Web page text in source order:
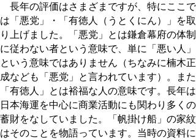
長年の評価はさまざまですが、特にここで
は「悪党」・「有徳人（うとくにん）」を取
り上げました。「悪党」とは鎌倉幕府の体制
に従わない者という意味で、単に「悪い人」
という意味ではありません（ちなみに楠木正
成なども「悪党」と言われています）。また
「有徳人」とは裕福な人の意味です。長年は
日本海運を中心に商業活動にも関わり多くの
蓄財をなしていました。「帆掛け船」の家紋
はそのことを物語っています。当時の資料に